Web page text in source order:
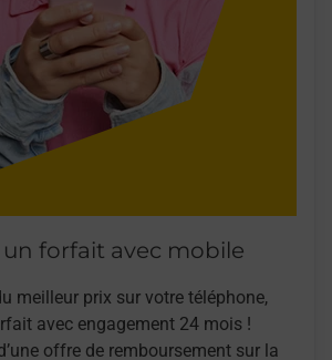
forfait avec mobile
meilleur prix sur votre téléphone,
avec engagement 24 mois !
offre de remboursement sur la